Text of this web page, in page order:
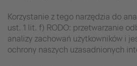
Korzystanie z tego narzędzia do
ust. 1 lit. f) RODO: przetwarzanie
analizy zachowań użytkowników i
ochrony naszych uzasadnionych